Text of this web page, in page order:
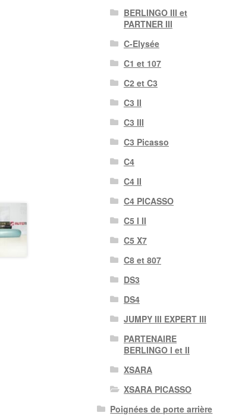
BERLINGO III et
PARTNER III
C-Elysée
C1 et 107
C2 et C3
C3 II
C3 III
C3 Picasso
C4
C4 II
C4 PICASSO
C5 I II
C5 X7
C8 et 807
DS3
DS4
JUMPY III EXPERT III
PARTENAIRE
BERLINGO I et II
XSARA
XSARA PICASSO
Poignées de porte arrière